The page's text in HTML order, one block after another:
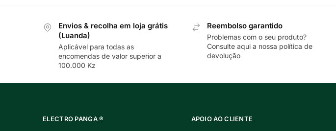
Envios & recolha em loja grátis
(Luanda)
Aplicável para todas as
encomendas de valor superior a
100.000 Kz
Reembolso garantido
Problemas com o seu produto?
Consulte aquia nossa política de
devolução
ELECTRO PANGA ® APOIO AO CLIENTE